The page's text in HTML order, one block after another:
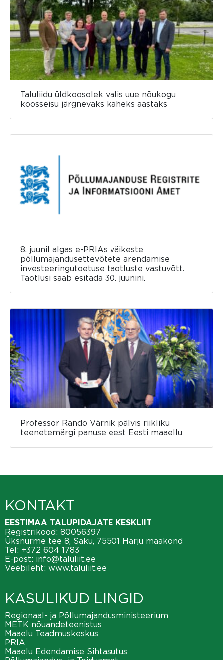
Taluliidu üldkoosolek valis uue nõukogu
koosseisu järgnevaks kaheks aastaks
8. juunil algas e-PRIAs väikeste
põllumajandusettevõtete arendamise
investeeringutoetuse taotluste vastuvõtt.
Taotlusi saab esitada 30. juunini.
Professor Rando Värnik pälvis riikliku
teenetemärgi panuse eest Eesti maaellu
KONTAKT
EESTIMAA TALUPIDAJATE KESKLIIT
Registrikood: 80056397
Üksnurme tee 8, Saku, 75501 Harju maakond
Tel: +372 604 1783
E-post: info@taluliit.ee
Veebileht: www.taluliit.ee
KASULIKUD LINGID
Regionaal- ja Põllumajandusministeerium
METK nõuandeteenistus
Maaelu Teadmuskeskus
PRIA
Maaelu Edendamise Sihtasutus